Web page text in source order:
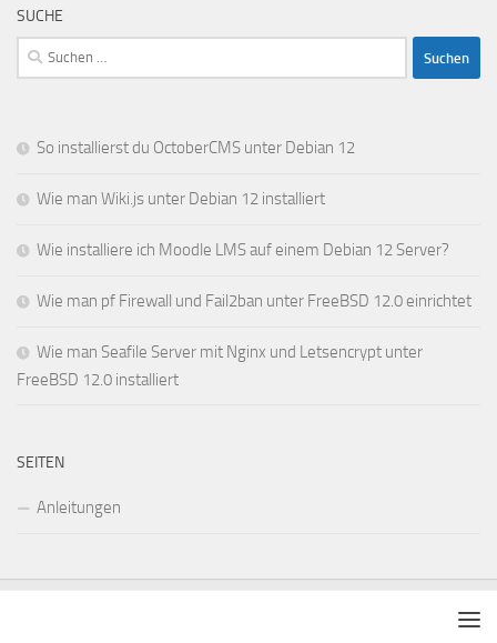
SUCHE
Suchen
nach:
So installierst du OctoberCMS unter Debian 12
Wie man Wiki.js unter Debian 12 installiert
Wie installiere ich Moodle LMS auf einem Debian 12 Server?
Wie man pf Firewall und Fail2ban unter FreeBSD 12.0 einrichtet
Wie man Seafile Server mit Nginx und Letsencrypt unter
FreeBSD 12.0 installiert
SEITEN
Anleitungen